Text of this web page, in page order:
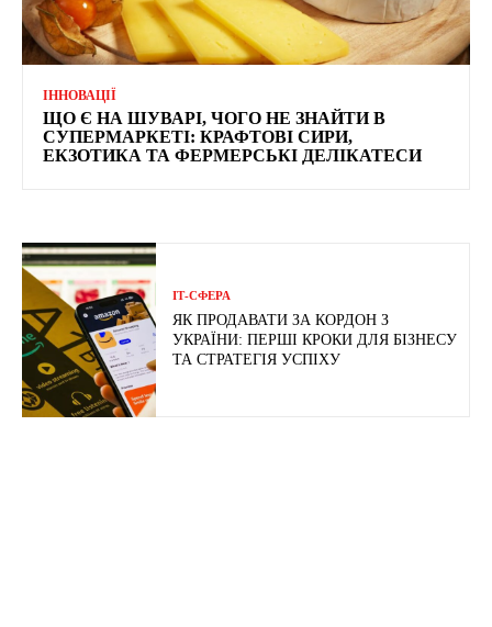
ІННОВАЦІЇ
ЩО Є НА ШУВАРІ, ЧОГО НЕ ЗНАЙТИ В
СУПЕРМАРКЕТІ: КРАФТОВІ СИРИ,
ЕКЗОТИКА ТА ФЕРМЕРСЬКІ ДЕЛІКАТЕСИ
ІТ-СФЕРА
ЯК ПРОДАВАТИ ЗА КОРДОН З
УКРАЇНИ: ПЕРШІ КРОКИ ДЛЯ БІЗНЕСУ
ТА СТРАТЕГІЯ УСПІХУ